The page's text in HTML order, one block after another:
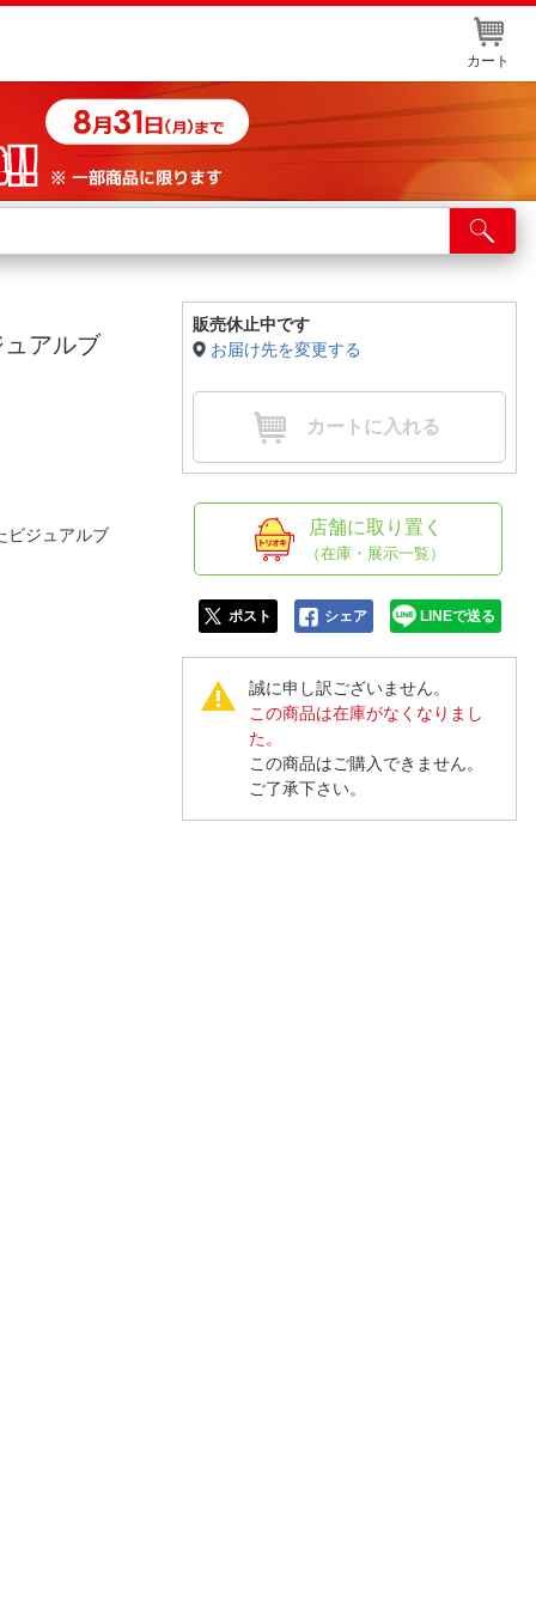
カート
舗サービス
ト取り置き
情報・店舗一覧
窓口
アルブ
ビジュアルブ
販売休止中です
お届け先を変更する
カートに入れる
店舗に取り置く
（在庫・展示一覧）
ポスト シェア LINEで送る
誠に申し訳ございません。
この商品は在庫がなくなりまし
た。
この商品はご購入できません。
ご了承下さい。